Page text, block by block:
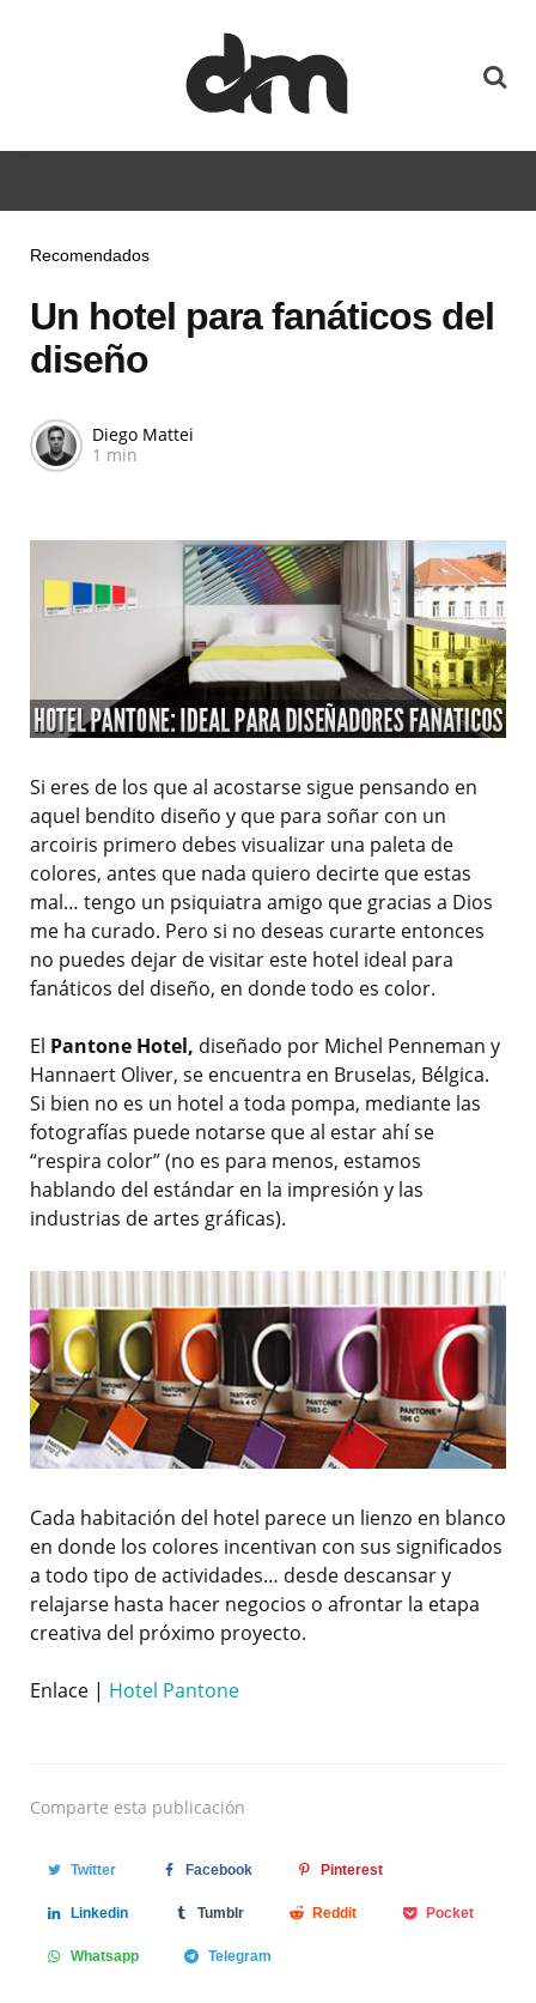
Recomendados
Un hotel para fanáticos del
diseño
Diego Mattei
1 min
Si eres de los que al acostarse sigue pensando en
aquel bendito diseño y que para soñar con un
arcoiris primero debes visualizar una paleta de
colores, antes que nada quiero decirte que estas
mal… tengo un psiquiatra amigo que gracias a Dios
me ha curado. Pero si no deseas curarte entonces
no puedes dejar de visitar este hotel ideal para
fanáticos del diseño, en donde todo es color.
El Pantone Hotel, diseñado por Michel Penneman y
Hannaert Oliver, se encuentra en Bruselas, Bélgica.
Si bien no es un hotel a toda pompa, mediante las
fotografías puede notarse que al estar ahí se
“respira color” (no es para menos, estamos
hablando del estándar en la impresión y las
industrias de artes gráficas).
Cada habitación del hotel parece un lienzo en blanco
en donde los colores incentivan con sus significados
a todo tipo de actividades… desde descansar y
relajarse hasta hacer negocios o afrontar la etapa
creativa del próximo proyecto.
Enlace | Hotel Pantone
Comparte esta publicación
Twitter Facebook Pinterest
Linkedin Tumblr Reddit Pocket
Whatsapp Telegram